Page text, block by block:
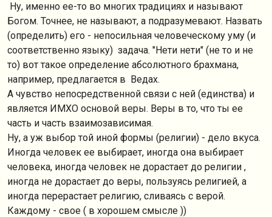
Ну, именно ее-то во многих традициях и называют
Богом. Точнее, не называют, а подразумевают. Назвать
(определить) его - непосильная человеческому уму (и
соответственно языку) задача. "Нети нети" (не то и не
то) вот такое определение абсолютного брахмана,
например, предлагается в Ведах.
А чувство непосредственной связи с ней (единства) и
является ИМХО основой веры. Веры в то, что ты ее
часть и часть взаимозависимая.
Ну, а уж выбор той иной формы (религии) - дело вкуса.
Иногда человек ее выбирает, иногда она выбирает
человека, иногда человек не дорастает до религии ,
иногда не дорастает до веры, пользуясь религией, а
иногда перерастает религию, сливаясь с верой.
Каждому - свое ( в хорошем смысле ))